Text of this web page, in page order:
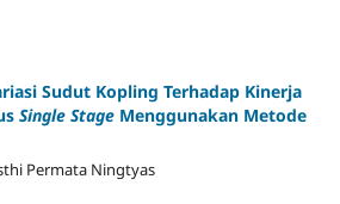
Sudut Kopling Terhadap Kinerja
Single StageMenggunakan Metode
Permata Ningtyas